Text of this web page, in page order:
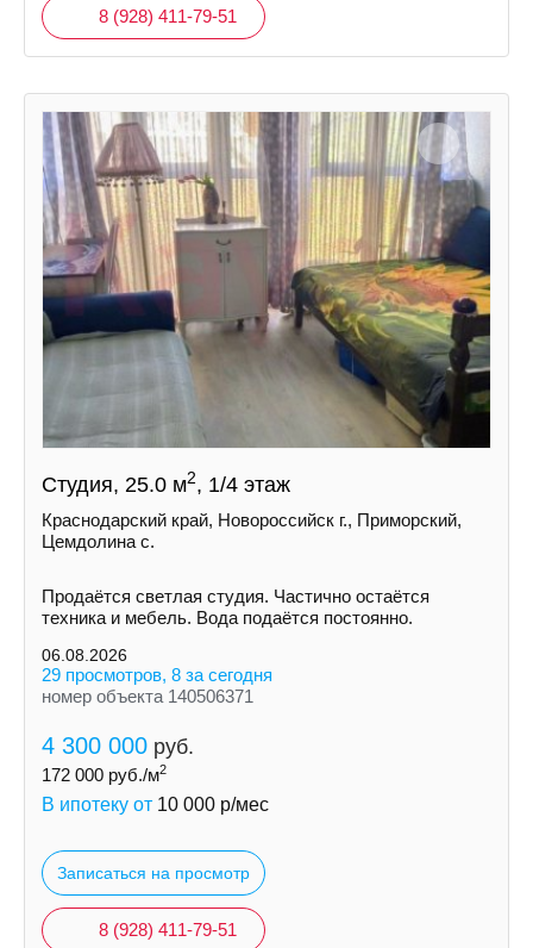
8 (928) 411-79-51
Студия, 25.0 м2, 1/4 этаж
Краснодарский край, Новороссийск г., Приморский,
Цемдолина с.
Продаётся светлая студия. Частично остаётся
техника и мебель. Вода подаётся постоянно.
06.08.2026
29 просмотров, 8 за сегодня
номер объекта 140506371
4 300 000 руб.
172 000 руб./м2
В ипотеку от 10 000 р/мес
Записаться на просмотр
8 (928) 411-79-51